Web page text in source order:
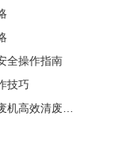
全操作指南
技巧